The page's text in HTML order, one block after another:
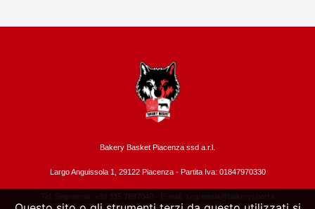
Bakery Basket Piacenza ssd a.r.l.
Largo Anguissola 1, 29122 Piacenza - Partita Iva: 01847970330
Tel. Segreteria: +39 335.7897040 - E-mail: segreteria@bakerysport.it